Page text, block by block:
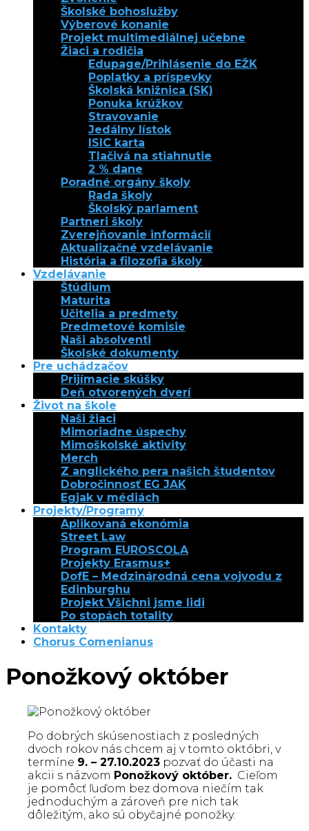
Školské bohoslužby
Výberové konanie
Projekt multimediálnej učebne
Žiaci a rodičia
Edupage/Prihlásenie do EŽK
Poplatky a príspevky
Školská knižnica (SK)
Ponuka krúžkov
Stravovanie
Jedálny lístok
ISIC karta
Tlačivá na stiahnutie
2 % dane
Poradné orgány školy
Rada školy
Školský parlament
Partneri školy
Zverejňovanie informácií
Aktualizačné vzdelávanie
História a filozofia školy
Vzdelávanie
Štúdium
Maturita
Učitelia a predmety
Predmetové komisie
Naši absolventi
Školské dokumenty
Pre uchádzačov
Prijímacie skúšky
Deň otvorených dverí
Život na škole
Naši žiaci
Mimoriadne úspechy
Mimoškolské aktivity
Merch
Z anglického pera našich študentov
Dobročinnosť EG JAK
Egjak v médiách
Projekty/Programy
Aplikovaná ekonómia
Street Law
Program EUROSCOLA
Projekty Erasmus+
DofE – Medzinárodná cena vojvodu z
Edinburghu
Projekt Všichni jsme lidi
Po stopách totality
Kontakty
Chorus Comenianus
Ponožkový október
Po dobrých skúsenostiach z posledných
dvoch rokov nás chcem aj v tomto októbri, v
termíne 9. – 27.10.2023 pozvať do účasti na
akcii s názvom Ponožkový október. Cieľom
je pomôcť ľuďom bez domova niečím tak
jednoduchým a zároveň pre nich tak
dôležitým, ako sú obyčajné ponožky.